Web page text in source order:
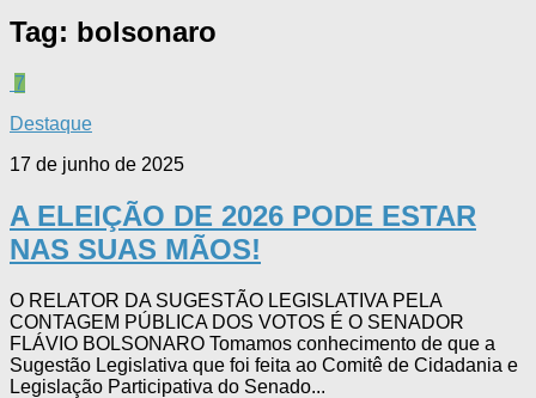
Tag: bolsonaro
7
Destaque
17 de junho de 2025
A ELEIÇÃO DE 2026 PODE ESTAR
NAS SUAS MÃOS!
O RELATOR DA SUGESTÃO LEGISLATIVA PELA
CONTAGEM PÚBLICA DOS VOTOS É O SENADOR
FLÁVIO BOLSONARO Tomamos conhecimento de que a
Sugestão Legislativa que foi feita ao Comitê de Cidadania e
Legislação Participativa do Senado...